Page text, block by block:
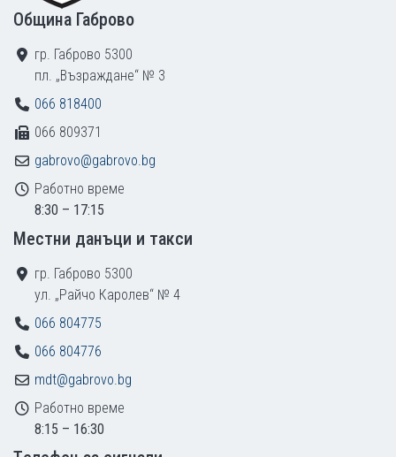
Община Габрово
гр. Габрово 5300
пл. „Възраждане“ № 3
066 818400
066 809371
gabrovo@gabrovo.bg
Работно време
8:30 – 17:15
Местни данъци и такси
гр. Габрово 5300
ул. „Райчо Каролев“ № 4
066 804775
066 804776
mdt@gabrovo.bg
Работно време
8:15 – 16:30